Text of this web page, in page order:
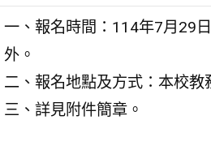
一、報名時間：114年7月29
外。
二、報名地點及方式：本校教
三、詳見附件簡章。